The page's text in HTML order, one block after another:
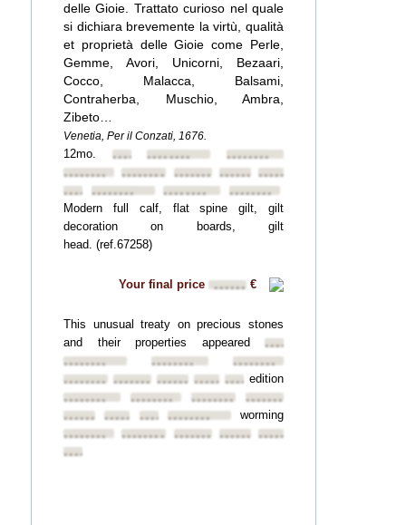
delle Gioie. Trattato curioso nel quale
si dichiara brevemente la virtù, qualità
et proprietà delle Gioie come Perle,
Gemme, Avori, Unicorni, Bezaari,
Cocco, Malacca, Balsami,
Contraherba, Muschio, Ambra,
Zibeto…
Venetia, Per il Conzati, 1676.
12mo. ••••••••••••••••
••••••••
••••••••
•••••••• •••••••• ••••••••••••••••
•••••••••••••••• ••••••••
••••••••
Modern full calf, flat spine gilt, gilt
decoration on boards, gilt
head. (ref.67258)
Your final price •••••• €
This unusual treaty on precious stones
and their properties appeared ••••••••
••••••••
••••••••
••••••••
•••••••• ••••••••••••••••••••••••••••••••
edition
••••••••
•••••••• ••••••••
••••••••
••••••••••••••••••••••••••••••••
worming
••••••••
•••••••• •••••••• ••••••••••••••••
••••••••